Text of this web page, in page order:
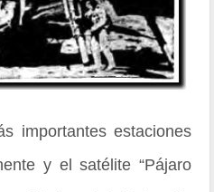
importantes estaciones
y el satélite “Pájaro